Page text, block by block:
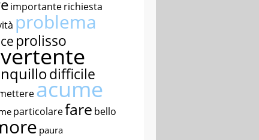
importanterichiesta
problema
prolisso
difficile
acume
particolarefare bello
paura